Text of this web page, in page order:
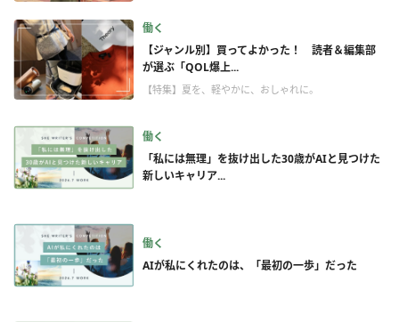
働く
【ジャンル別】買ってよかった！ 読者＆編集部
が選ぶ「QOL爆上...
【特集】夏を、軽やかに、おしゃれに。
働く
「私には無理」を抜け出した30歳がAIと見つけた
新しいキャリア...
働く
AIが私にくれたのは、「最初の一歩」だった